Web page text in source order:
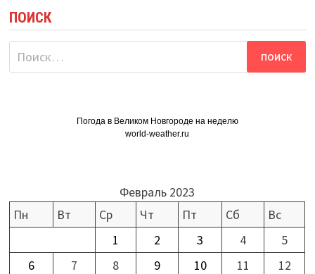
ПОИСК
Найти:
Погода в Великом Новгороде на неделю
world-weather.ru
Февраль 2023
Пн
Вт Ср Чт Пт Сб
Вс
1
2 3 4
5
6
7 8 9 10 11
12